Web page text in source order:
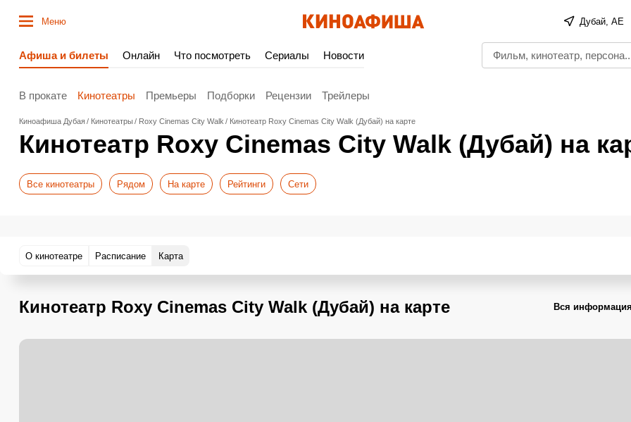
Меню Дубай, AE
Афиша и билеты Онлайн Что посмотреть Сериалы Новости
В прокате Кинотеатры Премьеры Подборки Рецензии Трейлеры
Киноафиша Дубая Кинотеатры Roxy Cinemas City Walk Кинотеатр Roxy Cinemas City Walk (Дубай) на карте
Кинотеатр Roxy Cinemas City Walk (Дубай) на
Все кинотеатры Рядом На карте Рейтинги Сети
О кинотеатре Расписание Карта
Кинотеатр Roxy Cinemas City Walk (Дубай) на карте Вся